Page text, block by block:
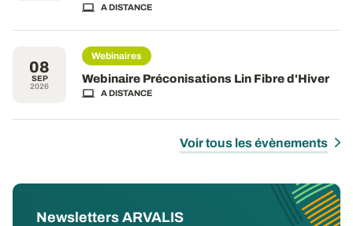
A DISTANCE
08
SEP
2026
Webinaires
Webinaire Préconisations Lin Fibre d'Hiver
A DISTANCE
Voir tous les évènements
Newsletters ARVALIS